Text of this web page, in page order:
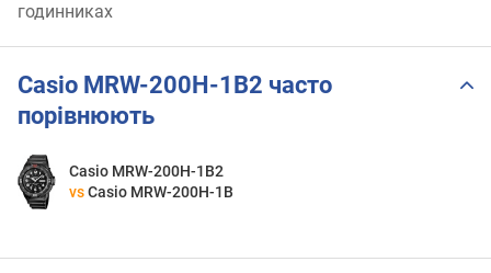
годинниках
Casio MRW-200H-1B2 часто
порівнюють
Casio MRW-200H-1B2
vs Casio MRW-200H-1B